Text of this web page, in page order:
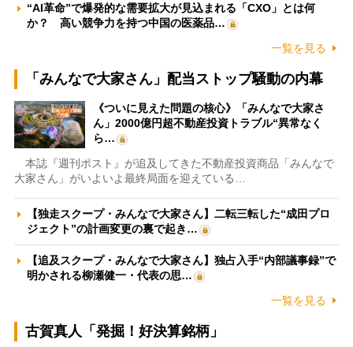
“AI革命”で爆発的な需要拡大が見込まれる「CXO」とは何
か？ 高い競争力を持つ中国の医薬品…
一覧を見る
「みんなで大家さん」配当ストップ騒動の内幕
《ついに見えた問題の核心》「みんなで大家さ
ん」2000億円超不動産投資トラブル“異常なく
ら…
本誌『週刊ポスト』が追及してきた不動産投資商品「みんなで
大家さん」がいよいよ最終局面を迎えている…
【独走スクープ・みんなで大家さん】二転三転した“成田プロ
ジェクト”の計画変更の裏で起き…
【追及スクープ・みんなで大家さん】独占入手“内部議事録”で
明かされる柳瀬健一・代表の思…
一覧を見る
古賀真人「発掘！好決算銘柄」